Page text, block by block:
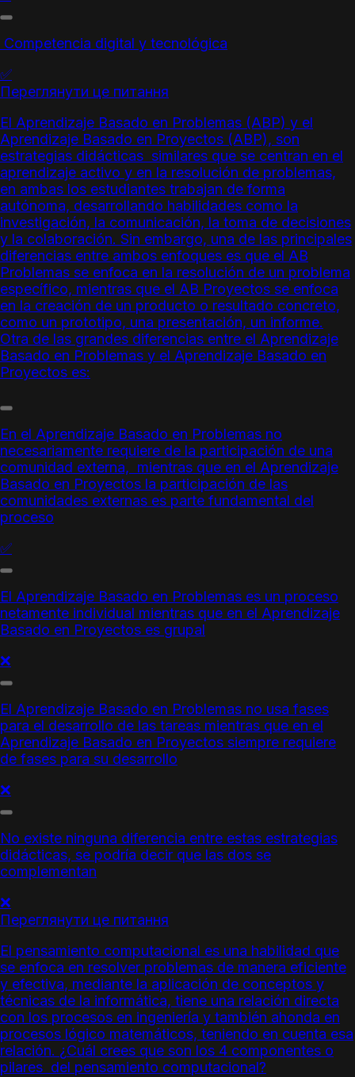
Competencia digital y tecnológica
✅
Переглянути це питання
El Aprendizaje Basado en Problemas (ABP) y el
Aprendizaje Basado en Proyectos (ABP), son
estrategias didácticas similares que se centran en el
aprendizaje activo y en la resolución de problemas,
en ambas los estudiantes trabajan de forma
autónoma, desarrollando habilidades como la
investigación, la comunicación, la toma de decisiones
y la colaboración. Sin embargo, una de las principales
diferencias entre ambos enfoques es que el AB
Problemas se enfoca en la resolución de un problema
específico, mientras que el AB Proyectos se enfoca
en la creación de un producto o resultado concreto,
como un prototipo, una presentación, un informe.
Otra de las grandes diferencias entre el Aprendizaje
Basado en Problemas y el Aprendizaje Basado en
Proyectos es:
En el Aprendizaje Basado en Problemas no
necesariamente requiere de la participación de una
comunidad externa, mientras que en el Aprendizaje
Basado en Proyectos la participación de las
comunidades externas es parte fundamental del
proceso
✅
El Aprendizaje Basado en Problemas es un proceso
netamente individual mientras que en el Aprendizaje
Basado en Proyectos es grupal
❌
El Aprendizaje Basado en Problemas no usa fases
para el desarrollo de las tareas mientras que en el
Aprendizaje Basado en Proyectos siempre requiere
de fases para su desarrollo
❌
No existe ninguna diferencia entre estas estrategias
didácticas, se podría decir que las dos se
complementan
❌
Переглянути це питання
El pensamiento computacional es una habilidad que
se enfoca en resolver problemas de manera eficiente
y efectiva, mediante la aplicación de conceptos y
técnicas de la informática, tiene una relación directa
con los procesos en ingeniería y también ahonda en
procesos lógico matemáticos, teniendo en cuenta esa
relación. ¿Cuál crees que son los 4 componentes o
pilares del pensamiento computacional?